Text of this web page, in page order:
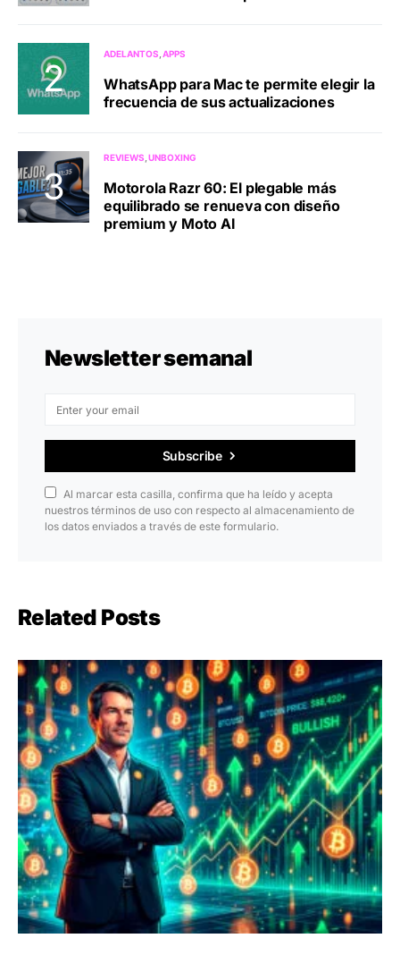
ADELANTOS APPS
WhatsApp para Mac te permite elegir la
frecuencia de sus actualizaciones
REVIEWS UNBOXING
Motorola Razr 60: El plegable más
equilibrado se renueva con diseño
premium y Moto AI
Newsletter semanal
Subscribe
Al marcar esta casilla, confirma que ha leído y acepta
nuestros términos de uso con respecto al almacenamiento de
los datos enviados a través de este formulario.
Related Posts